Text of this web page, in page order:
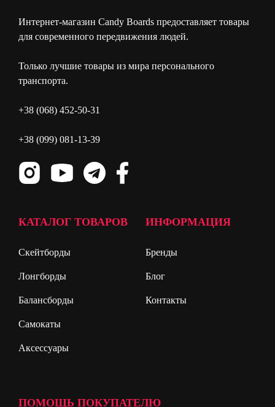
Интернет-магазин Candy Boards предоставляет товары
для современного передвижения людей.
Только лучшие товары из мира персонального
транспорта.
+38 (068) 452-50-31
+38 (099) 081-13-39
КАТАЛОГ ТОВАРОВ
Скейтборды
Лонгборды
Балансборды
Самокаты
Аксессуары
ИНФОРМАЦИЯ
Бренды
Блог
Контакты
ПОМОЩЬ ПОКУПАТЕЛЮ